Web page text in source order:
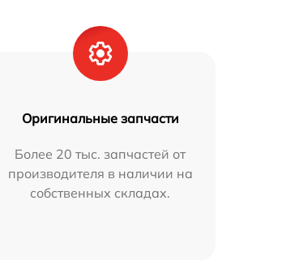
Оригинальные запчасти
Более 20 тыс. запчастей от
производителя в наличии на
собственных складах.